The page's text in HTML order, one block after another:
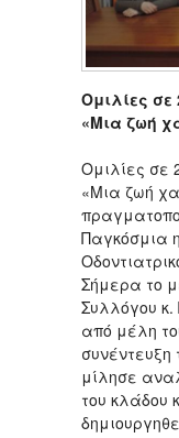
Ομιλίες σε
«Μια ζωή
Ομιλίες σε
«Μια ζωή
Παγκόσμια
Σήμερα το
Συλλόγου
από μέλη
μίλησε
του κλάδου